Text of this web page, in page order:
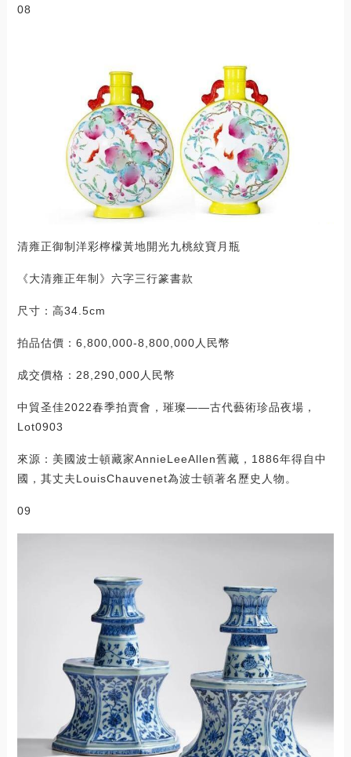
08
清雍正御制洋彩檸檬黃地開光九桃紋寶月瓶
《大清雍正年制》六字三行篆書款
尺寸：高34.5cm
拍品估價：6,800,000-8,800,000人民幣
成交價格：28,290,000人民幣
中貿圣佳2022春季拍賣會，璀璨——古代藝術珍品夜場，
Lot0903
來源：美國波士頓藏家AnnieLeeAllen舊藏，1886年得自中
國，其丈夫LouisChauvenet為波士頓著名歷史人物。
09